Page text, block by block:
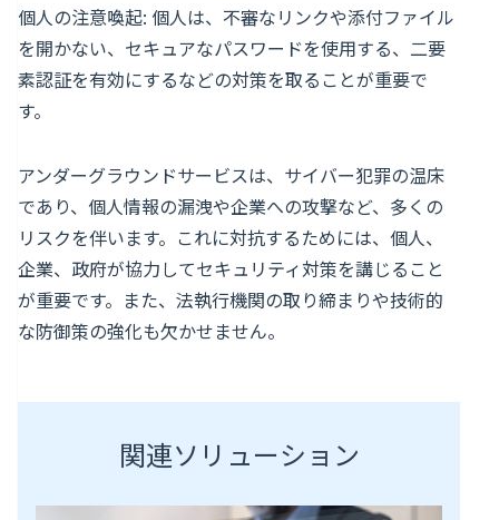
個人の注意喚起: 個人は、不審なリンクや添付ファイル
を開かない、セキュアなパスワードを使用する、二要
素認証を有効にするなどの対策を取ることが重要で
す。
アンダーグラウンドサービスは、サイバー犯罪の温床
であり、個人情報の漏洩や企業への攻撃など、多くの
リスクを伴います。これに対抗するためには、個人、
企業、政府が協力してセキュリティ対策を講じること
が重要です。また、法執行機関の取り締まりや技術的
な防御策の強化も欠かせません。
関連ソリューション